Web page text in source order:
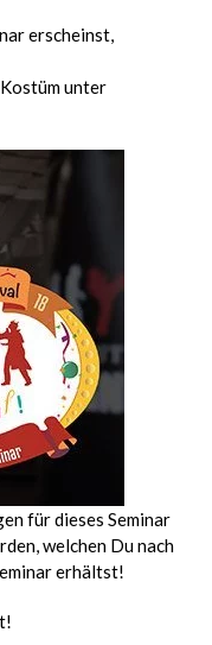
erscheinst,
unter
für dieses Seminar
welchen Du nach
erhältst!